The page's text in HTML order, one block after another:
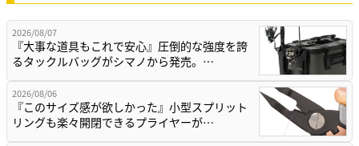
2026/08/07
『大事な道具もこれで安心』圧倒的な強度を誇
るタックルバッグがシマノから発売。…
2026/08/06
『このサイズ感が欲しかった』小型スプリット
リングも楽々開閉できるプライヤーが…